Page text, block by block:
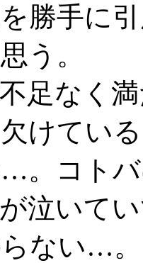
勝手に
う。
足なく
けてい
。コト
泣いて
ない…